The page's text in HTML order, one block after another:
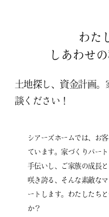
熊本の土地探
初めての家づくり
資料請求
会員限定コンテンツ
企業情報
わた
しあわせ
土地探し、資金計画
談ください！
シアーズホームでは、お
ています。家づくりパー
手伝いし、ご家族の成長
咲き誇る、そんな素敵な
ートします。わたしたち
か？